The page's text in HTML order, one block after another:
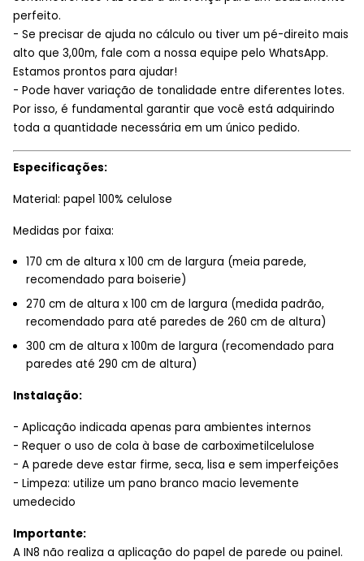
perfeito.
- Se precisar de ajuda no cálculo ou tiver um pé-direito mais
alto que 3,00m, fale com a nossa equipe pelo WhatsApp.
Estamos prontos para ajudar!
- Pode haver variação de tonalidade entre diferentes lotes.
Por isso, é fundamental garantir que você está adquirindo
toda a quantidade necessária em um único pedido.
Especificações:
Material: papel 100% celulose
Medidas por faixa:
170 cm de altura x 100 cm de largura (meia parede,
recomendado para boiserie)
270 cm de altura x 100 cm de largura (medida padrão,
recomendado para até paredes de 260 cm de altura)
300 cm de altura x 100m de largura (recomendado para
paredes até 290 cm de altura)
Instalação:
- Aplicação indicada apenas para ambientes internos
- Requer o uso de cola à base de carboximetilcelulose
- A parede deve estar firme, seca, lisa e sem imperfeições
- Limpeza: utilize um pano branco macio levemente
umedecido
Importante:
A IN8 não realiza a aplicação do papel de parede ou painel.